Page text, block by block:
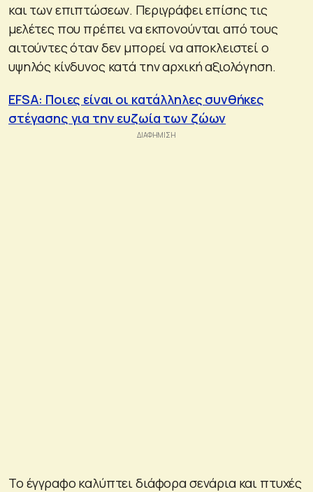
και των επιπτώσεων. Περιγράφει επίσης τις
μελέτες που πρέπει να εκπονούνται από τους
αιτούντες όταν δεν μπορεί να αποκλειστεί ο
υψηλός κίνδυνος κατά την αρχική αξιολόγηση.
EFSA: Ποιες είναι οι κατάλληλες συνθήκες
στέγασης για την ευζωία των ζώων
Το έγγραφο καλύπτει διάφορα σενάρια και πτυχές